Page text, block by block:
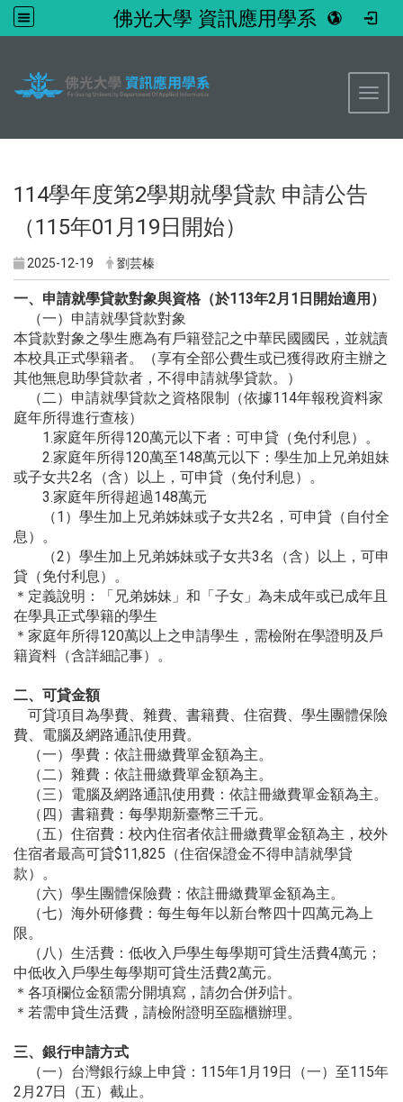
佛光大學 資訊應用學系
114學年度第2學期就學貸款 申請公告
（115年01月19日開始）
2025-12-19 劉芸榛
一、申請就學貸款對象與資格（於113年2月1日開始適用）
（一）申請就學貸款對象
本貸款對象之學生應為有戶籍登記之中華民國國民， 並就讀
本校具正式學籍者。（享有全部公費生或已獲得政府主辦之
其他無息助學貸款者， 不得申請就學貸款。）
（二）申請就學貸款之資格限制（依據114年報稅資料家
庭年所得進行查核）
1.家庭年所得120萬元以下者：可申貸（免付利息）。
2.家庭年所得120萬至148萬元以下： 學生加上兄弟姐妹
或子女共2名（含）以上，可申貸（免付利息）。
3.家庭年所得超過148萬元
（1）學生加上兄弟姊妹或子女共2名，可申貸（自付全
息）。
（2）學生加上兄弟姊妹或子女共3名（含）以上，可申
貸（免付利息）。
＊定義說明：「兄弟姊妹」和「子女」 為未成年或已成年且
在學具正式學籍的學生
＊家庭年所得120萬以上之申請學生， 需檢附在學證明及戶
籍資料（含詳細記事）。
二、可貸金額
可貸項目為學費、雜費、書籍費、住宿費、學生團體保險
費、 電腦及網路通訊使用費。
（一）學費：依註冊繳費單金額為主。
（二）雜費：依註冊繳費單金額為主。
（三）電腦及網路通訊使用費：依註冊繳費單金額為主。
（四）書籍費：每學期新臺幣三千元。
（五）住宿費：校內住宿者依註冊繳費單金額為主， 校外
住宿者最高可貸$11,825（住宿保證金不得申請就學貸
款）。
（六）學生團體保險費：依註冊繳費單金額為主。
（七）海外研修費：每生每年以新台幣四十四萬元為上
限。
（八）生活費：低收入戶學生每學期可貸生活費4萬元；
中低收入戶學生每學期可貸生活費2萬元。
＊各項欄位金額需分開填寫，請勿合併列計。
＊若需申貸生活費，請檢附證明至臨櫃辦理。
三、銀行申請方式
（一）台灣銀行線上申貸：115年1月19日（一） 至115年
2月27日（五）截止。